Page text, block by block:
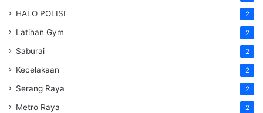
HALO POLISI 2
Latihan Gym 2
Saburai 2
Kecelakaan 2
Serang Raya 2
Metro Raya 2